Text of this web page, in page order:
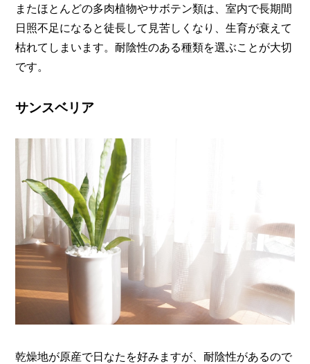
またほとんどの多肉植物やサボテン類は、室内で長期間
日照不足になると徒長して見苦しくなり、生育が衰えて
枯れてしまいます。耐陰性のある種類を選ぶことが大切
です。
サンスベリア
乾燥地が原産で日なたを好みますが、耐陰性があるので